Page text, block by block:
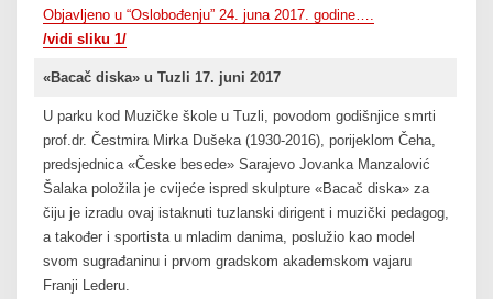
Objavljeno u “Oslobođenju” 24. juna 2017. godine….
/vidi sliku 1/
«Bacač diska» u Tuzli 17. juni 2017
U parku kod Muzičke škole u Tuzli, povodom godišnjice smrti
prof.dr. Čestmira Mirka Dušeka (1930-2016), porijeklom Čeha,
predsjednica «Česke besede» Sarajevo Jovanka Manzalović
Šalaka položila je cvijeće ispred skulpture «Bacač diska» za
čiju je izradu ovaj istaknuti tuzlanski dirigent i muzički pedagog,
a također i sportista u mladim danima, poslužio kao model
svom sugrađaninu i prvom gradskom akademskom vajaru
Franji Lederu.